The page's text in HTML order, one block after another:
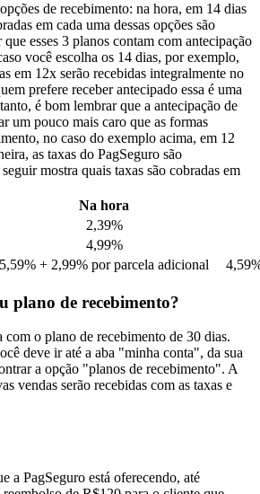
de recebimento: na hora, em 14 dias
em cada uma dessas opções são
esses 3 planos contam com antecipação
você escolha os 14 dias, por exemplo,
em 12x serão recebidas integralmente no
prefere receber antecipado essa é uma
é bom lembrar que a antecipação de
um pouco mais caro que as formas
no caso do exemplo acima, em 12
as taxas do PagSeguro são
mostra quais taxas são cobradas em
Na hora
2,39%
4,99%
5,59% + 2,99% por parcela adicional
plano de recebimento?
o plano de recebimento de 30 dias.
deve ir até a aba "minha conta", da sua
a opção "planos de recebimento". A
vendas serão recebidas com as taxas e
a PagSeguro está oferecendo, até